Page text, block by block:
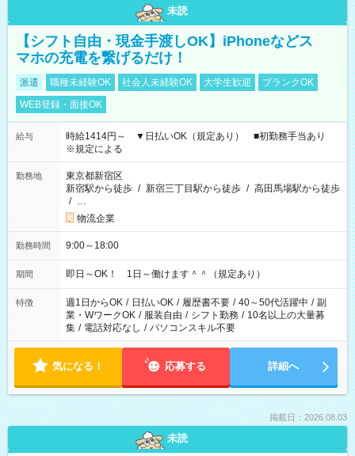
未読
【シフト自由・現金手渡しOK】iPhoneなどス
マホの充電を繋げるだけ！
派遣 職種未経験OK 社会人未経験OK 大学生歓迎
ブランクOK
WEB登録・面接OK
給与
時給1414円～ ▼日払いOK（規定あり） ■初勤務手当あり
※規定による
勤務地
東京都新宿区
新宿駅から徒歩 / 新宿三丁目駅から徒歩 / 高田馬場駅から徒歩
/ …
物流企業
勤務時間 9:00～18:00
期間 即日～OK！ 1日～働けます＾＾（規定あり）
特徴 週1日からOK / 日払いOK / 履歴書不要 / 40～50代活躍中 / 副
業・WワークOK / 服装自由 / シフト勤務 / 10名以上の大量募
集 / 電話対応なし / パソコンスキル不要
気になる！ 応募する 詳細へ
掲載日：2026.08.03
未読